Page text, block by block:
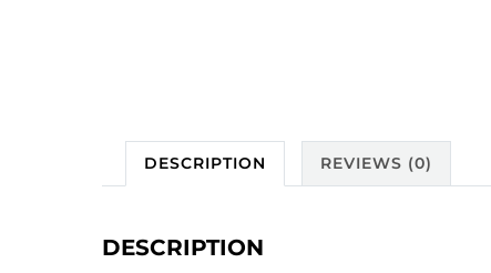
DESCRIPTION REVIEWS (0)
DESCRIPTION